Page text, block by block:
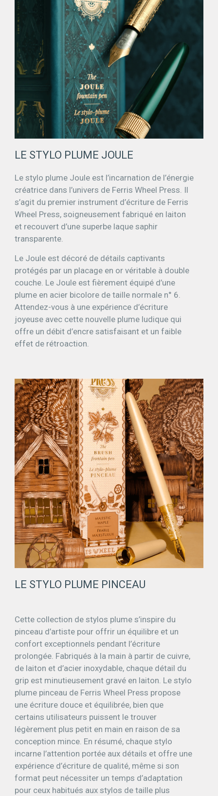
LE STYLO PLUME JOULE
Le stylo plume Joule est l’incarnation de l’énergie
créatrice dans l’univers de Ferris Wheel Press. Il
s’agit du premier instrument d’écriture de Ferris
Wheel Press, soigneusement fabriqué en laiton
et recouvert d’une superbe laque saphir
transparente.
Le Joule est décoré de détails captivants
protégés par un placage en or véritable à double
couche. Le Joule est fièrement équipé d’une
plume en acier bicolore de taille normale n° 6.
Attendez-vous à une expérience d’écriture
joyeuse avec cette nouvelle plume ludique qui
offre un débit d’encre satisfaisant et un faible
effet de rétroaction.
LE STYLO PLUME PINCEAU​
Cette collection de stylos plume s’inspire du
pinceau d’artiste pour offrir un équilibre et un
confort exceptionnels pendant l’écriture
prolongée. Fabriqués à la main à partir de cuivre,
de laiton et d’acier inoxydable, chaque détail du
grip est minutieusement gravé en laiton. Le stylo
plume pinceau de Ferris Wheel Press propose
une écriture douce et équilibrée, bien que
certains utilisateurs puissent le trouver
légèrement plus petit en main en raison de sa
conception mince. En résumé, chaque stylo
incarne l’attention portée aux détails et offre une
expérience d’écriture de qualité, même si son
format peut nécessiter un temps d’adaptation
pour ceux habitués aux stylos de taille plus